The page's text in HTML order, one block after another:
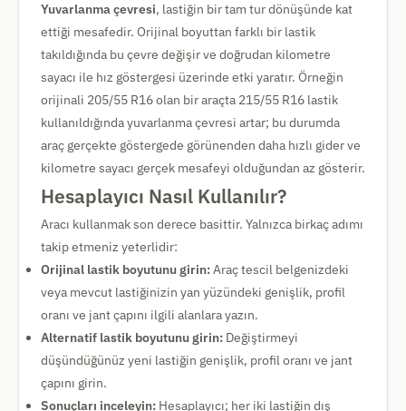
Yuvarlanma çevresi, lastiğin bir tam tur dönüşünde kat
ettiği mesafedir. Orijinal boyuttan farklı bir lastik
takıldığında bu çevre değişir ve doğrudan kilometre
sayacı ile hız göstergesi üzerinde etki yaratır. Örneğin
orijinali 205/55 R16 olan bir araçta 215/55 R16 lastik
kullanıldığında yuvarlanma çevresi artar; bu durumda
araç gerçekte göstergede görünenden daha hızlı gider ve
kilometre sayacı gerçek mesafeyi olduğundan az gösterir.
Hesaplayıcı Nasıl Kullanılır?
Aracı kullanmak son derece basittir. Yalnızca birkaç adımı
takip etmeniz yeterlidir:
Orijinal lastik boyutunu girin:Araç tescil belgenizdeki
veya mevcut lastiğinizin yan yüzündeki genişlik, profil
oranı ve jant çapını ilgili alanlara yazın.
Alternatif lastik boyutunu girin: Değiştirmeyi
düşündüğünüz yeni lastiğin genişlik, profil oranı ve jant
çapını girin.
Sonuçları inceleyin: Hesaplayıcı; her iki lastiğin dış